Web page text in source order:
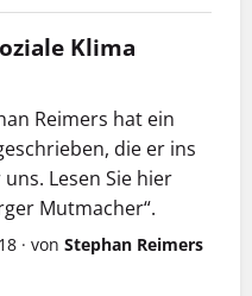
Klima
Reimers hat ein
die er ins
Lesen Sie hier
Mutmacher“.
· von Stephan Reimers